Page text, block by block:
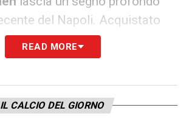
del Napoli. Acquistato
ha vissuto stagioni da
contribuendo in
23 con i suoi gol e la sua
La sua partenza segna la
READ MORE
IL CALCIO DEL GIORNO